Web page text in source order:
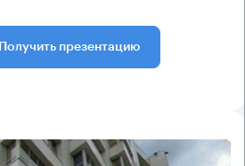
Получить презентацию